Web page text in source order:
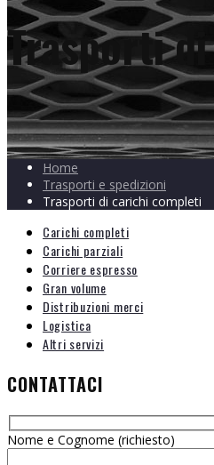
Trasporti
Home
Trasporti e spedizioni
Trasporti di carichi completi
Carichi completi
Carichi parziali
Corriere espresso
Gran volume
Distribuzioni merci
Logistica
Altri servizi
CONTATTACI
Nome e Cognome (richiesto)